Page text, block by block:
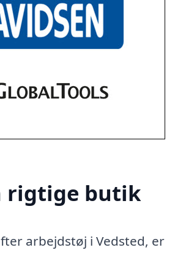
rigtige butik
arbejdstøj i Vedsted, er